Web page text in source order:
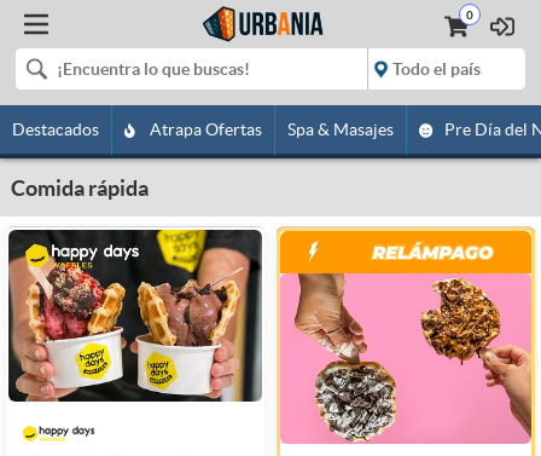
0
Destacados Atrapa Ofertas Spa & Masajes Pre Día del
Comida rápida